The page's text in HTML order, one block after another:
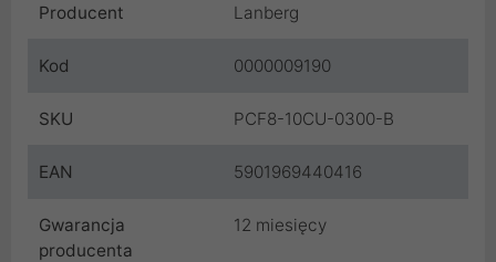
Producent Lanberg
Kod 0000009190
SKU PCF8-10CU-0300-B
EAN 5901969440416
Gwarancja
producenta
12 miesięcy